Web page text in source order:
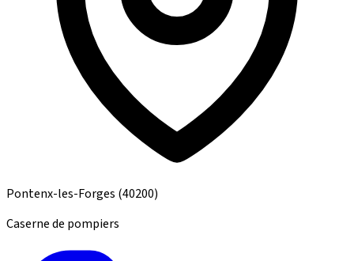
Pontenx-les-Forges (40200)
Caserne de pompiers